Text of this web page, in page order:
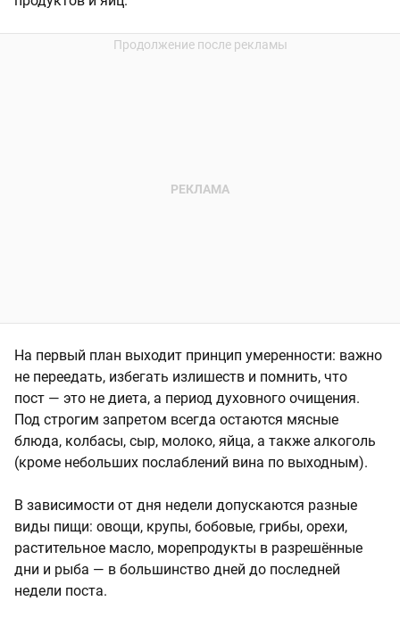
На первый план выходит принцип умеренности: важно
не переедать, избегать излишеств и помнить, что
пост — это не диета, а период духовного очищения.
Под строгим запретом всегда остаются мясные
блюда, колбасы, сыр, молоко, яйца, а также алкоголь
(кроме небольших послаблений вина по выходным).
В зависимости от дня недели допускаются разные
виды пищи: овощи, крупы, бобовые, грибы, орехи,
растительное масло, морепродукты в разрешённые
дни и рыба — в большинство дней до последней
недели поста.